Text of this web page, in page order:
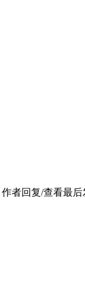
作者回复/查看最后